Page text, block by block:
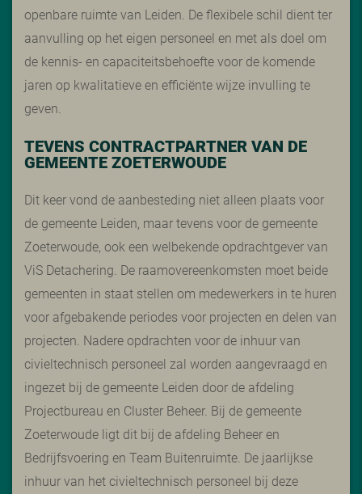
openbare ruimte van Leiden. De flexibele schil dient ter
aanvulling op het eigen personeel en met als doel om
de kennis- en capaciteitsbehoefte voor de komende
jaren op kwalitatieve en efficiënte wijze invulling te
geven.
TEVENS CONTRACTPARTNER VAN DE
GEMEENTE ZOETERWOUDE
Dit keer vond de aanbesteding niet alleen plaats voor
de gemeente Leiden, maar tevens voor de gemeente
Zoeterwoude, ook een welbekende opdrachtgever van
ViS Detachering. De raamovereenkomsten moet beide
gemeenten in staat stellen om medewerkers in te huren
voor afgebakende periodes voor projecten en delen van
projecten. Nadere opdrachten voor de inhuur van
civieltechnisch personeel zal worden aangevraagd en
ingezet bij de gemeente Leiden door de afdeling
Projectbureau en Cluster Beheer. Bij de gemeente
Zoeterwoude ligt dit bij de afdeling Beheer en
Bedrijfsvoering en Team Buitenruimte. De jaarlijkse
inhuur van het civieltechnisch personeel bij deze